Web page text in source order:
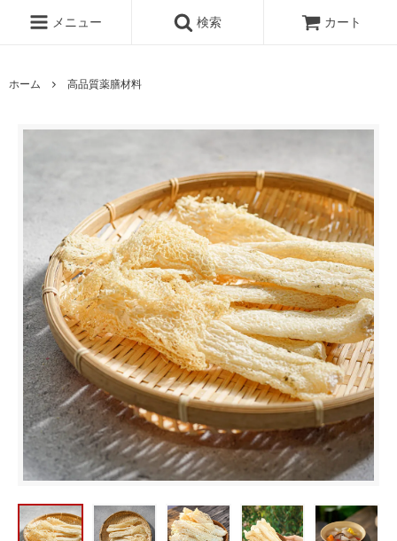
メニュー 検索 カート
ホーム 高品質薬膳材料